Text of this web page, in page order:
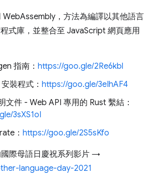
WebAssembly，方法為編譯以其他語言
式庫，並整合至 JavaScript 網頁應用
指南： https://goo.gle/2Re6kbl
裝程式： https://goo.gle/3eIhAF4
文件 - Web API 專用的 Rust 繫結：
3sXS1oI
： https://goo.gle/2S5sKfo
際母語日慶祝系列影片 →
language-day-2021